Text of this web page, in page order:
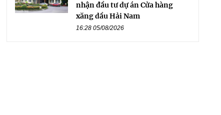
nhận đầu tư dự án Cửa hàng
xăng dầu Hải Nam
16:28 05/08/2026